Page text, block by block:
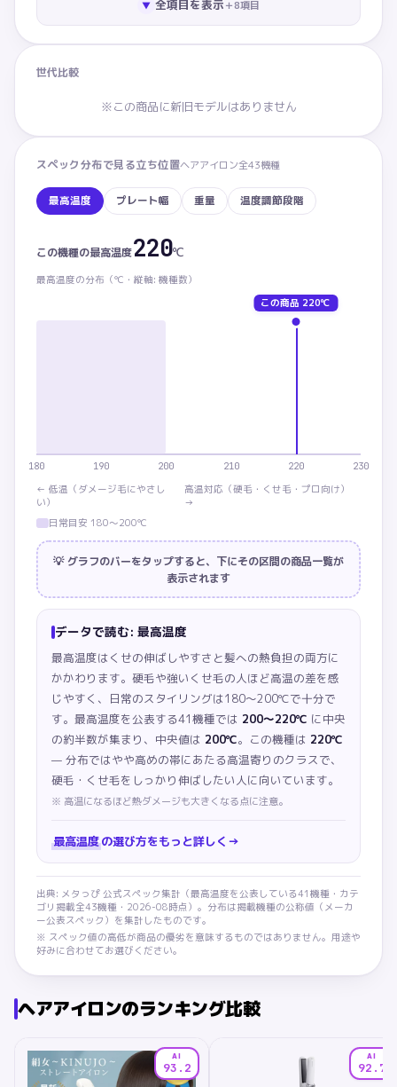
▼ 全項目を表示＋8項目
世代比較
※この商品に新旧モデルはありません
スペック分布で見る立ち位置ヘアアイロン全43機種
最高温度 プレート幅 重量 温度調節段階
最高温度：この商品 220℃。カテゴリ内 下から77%
この機種の最高温度220℃
最高温度の分布（℃・ 縦軸: 機種数）
この商品 220℃
180 190 200 210 220
230
← 低温（ダメージ毛にやさし
い）
高温対応（硬毛・くせ毛・プロ向け）
→
日常目安 180〜200℃
💡 グラフのバーをタップすると、下にその区間の商品一覧が
表示されます
データで読む: 最高温度
最高温度はくせの伸ばしやすさと髪への熱負担の両方に
かかわります。硬毛や強いくせ毛の人ほど高温の差を感
じやすく、日常のスタイリングは180〜200℃で十分で
す。 最高温度を公表する41機種では 200〜220℃ に中央
の約半数が集まり、中央値は 200℃。この機種は 220℃
— 分布ではやや高めの帯にあたる高温寄りのクラスで、
硬毛・くせ毛をしっかり伸ばしたい人に向いています。
※ 高温になるほど熱ダメージも大きくなる点に注意。
最高温度の選び方をもっと詳しく →
出典: メタっぴ 公式スペック集計（最高温度を公表している41 機種・カテ
ゴリ掲載全43機種・ 2026-08時点）。分布は掲載機種の公称値（メーカ
ー公表スペック）を集計したものです。
※ スペック値の高低が商品の優劣を意味するものではありません。用途や
好みに合わせてお選びください。
ヘアアイロンのランキング比較
AI
93.2
AI
92.7